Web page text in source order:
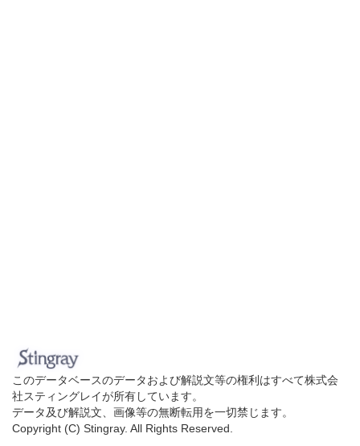
このデータベースのデータおよび解説文等の権利はすべて株式会
社スティングレイが所有しています。
データ及び解説文、画像等の無断転用を一切禁じます。
Copyright (C) Stingray. All Rights Reserved.